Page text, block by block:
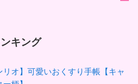
キング
リオ】可愛いおくすり手帳【キャ